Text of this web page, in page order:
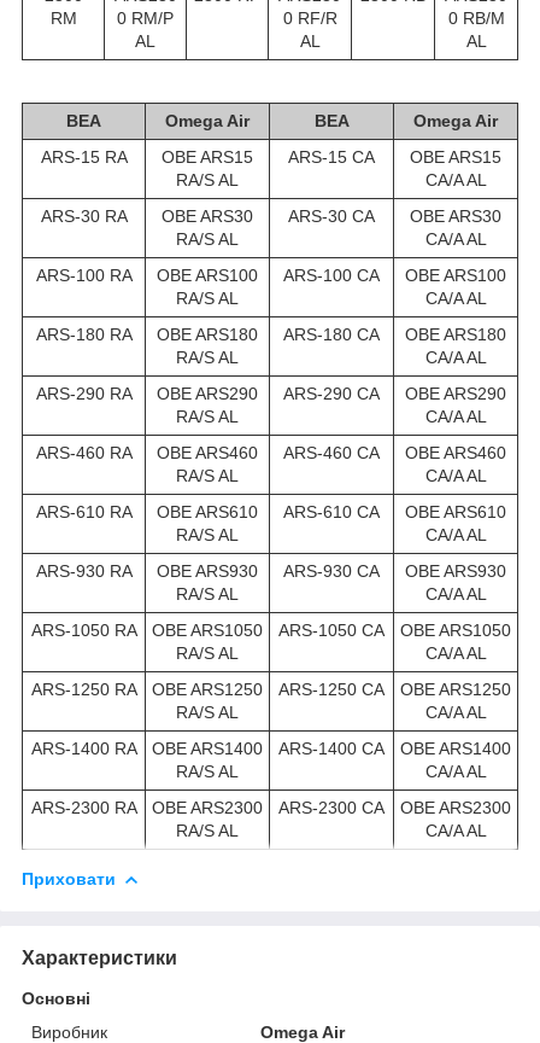
RM
0 RM/P
AL
0 RF/R
AL
0 RB/M
AL
BEA Omega Air BEA
Omega Air
ARS-15 RA
OBE ARS15
RA/S AL
ARS-15 CA
OBE ARS15
CA/A AL
ARS-30 RA
OBE ARS30
RA/S AL
ARS-30 CA
OBE ARS30
CA/A AL
ARS-100 RA
OBE ARS100
RA/S AL
ARS-100 CA
OBE ARS100
CA/A AL
ARS-180 RA
OBE ARS180
RA/S AL
ARS-180 CA
OBE ARS180
CA/A AL
ARS-290 RA
OBE ARS290
RA/S AL
ARS-290 CA
OBE ARS290
CA/A AL
ARS-460 RA
OBE ARS460
RA/S AL
ARS-460 CA
OBE ARS460
CA/A AL
ARS-610 RA
OBE ARS610
RA/S AL
ARS-610 CA
OBE ARS610
CA/A AL
ARS-930 RA
OBE ARS930
RA/S AL
ARS-930 CA
OBE ARS930
CA/A AL
ARS-1050 RA
OBE ARS1050
RA/S AL
ARS-1050 CA
OBE ARS1050
CA/A AL
ARS-1250 RA
OBE ARS1250
RA/S AL
ARS-1250 CA
OBE ARS1250
CA/A AL
ARS-1400 RA
OBE ARS1400
RA/S AL
ARS-1400 CA
OBE ARS1400
CA/A AL
ARS-2300 RA
OBE ARS2300
RA/S AL
ARS-2300 CA
OBE ARS2300
CA/A AL
Приховати
Характеристики
Основні
Виробник
Omega Air